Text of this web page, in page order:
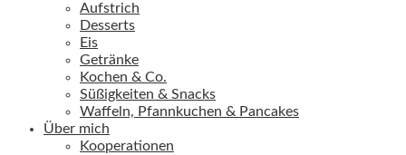
Aufstrich
Desserts
Eis
Getränke
Kochen & Co.
Süßigkeiten & Snacks
Waffeln, Pfannkuchen & Pancakes
Über mich
Kooperationen